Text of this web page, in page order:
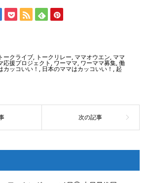
トークライブ, トークリレー, ママオウエン, ママ
応援プロジェクト , ワーママ, ワーママ募集,働
カッコいい！ , 日本のママはカッコいい！,起